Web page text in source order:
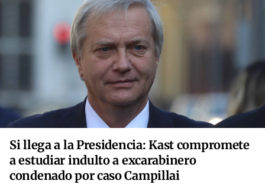
Si llega a la Presidencia: Kast compromete
a estudiar indulto a excarabinero
condenado por caso Campillai